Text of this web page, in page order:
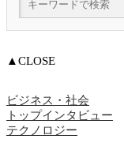
▲CLOSE
ビジネス・社会
トップインタビュー
テクノロジー